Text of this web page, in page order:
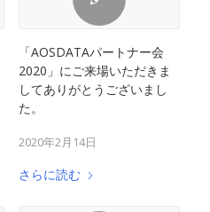
「AOSDATAパートナー会
2020」にご来場いただきま
してありがとうございまし
た。
2020年2月14日
さらに読む